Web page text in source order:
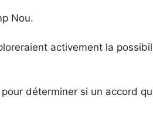
Nou.
activement la
déterminer si un accord